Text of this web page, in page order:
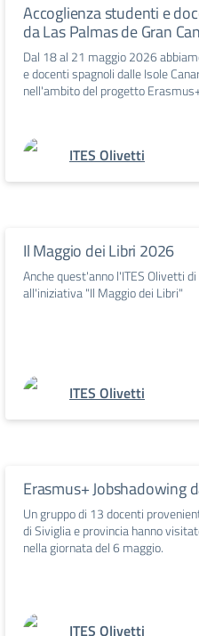
Accoglienza studenti e
da Las Palmas de Gran
Dal 18 al 21 maggio 2026
e docenti spagnoli dalle Isole
nell'ambito del progetto
ITES Olivetti
Il Maggio dei Libri 2026
Anche quest'anno l'ITES Olivetti
all'iniziativa "Il Maggio dei Libri"
ITES Olivetti
Erasmus+ Jobshadowing
Un gruppo di 13 docenti
di Siviglia e provincia hanno
nella giornata del 6 maggio.
ITES Olivetti